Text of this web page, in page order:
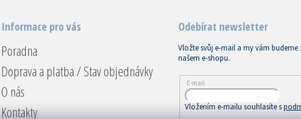
Informace pro vás
Poradna
Doprava a platba / Stav objednávky
O nás
Kontakty
Odebírat newsletter
Vložte svůj e-mail a my vám
našem e-shopu.
E-mail
Vložením e-mailu souhlasíte s